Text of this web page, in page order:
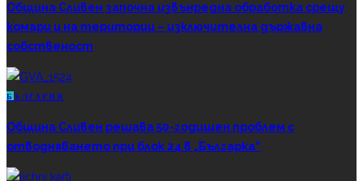
Община Сливен започна извънредна обработка срещу
комари и на територии – изключителна държавна
собственост
Б ЪЛГАРИЯ
Община Сливен решава 50-годишен проблем с
отводняването при блок 24 в „Българка“